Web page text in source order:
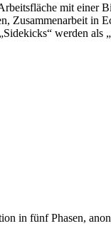
mit einer
Zusammenarbeit in
werden
in fünf Phasen,